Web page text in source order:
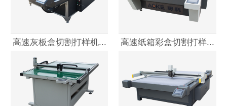
高速灰板盒切割打样机... 高速纸箱彩盒切割打样...